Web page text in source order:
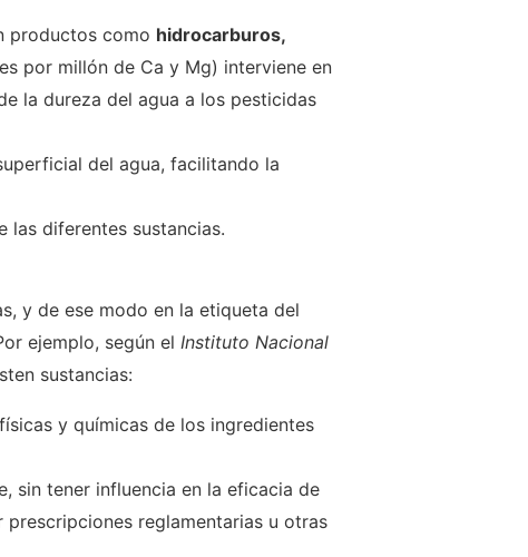
productos como hidrocarburos,
por millón de Ca y Mg) interviene en
la dureza del agua a los pesticidas
del agua, facilitando la
las diferentes sustancias.
y de ese modo en la etiqueta del
ejemplo, según el Instituto Nacional
sustancias:
y quími­cas de los ingredientes
sin tener influencia en la eficacia de
reglamentarias u otras